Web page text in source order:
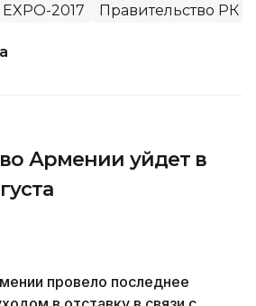
EXPO-2017 Правительство РК
Армении уйдет в
провело последнее